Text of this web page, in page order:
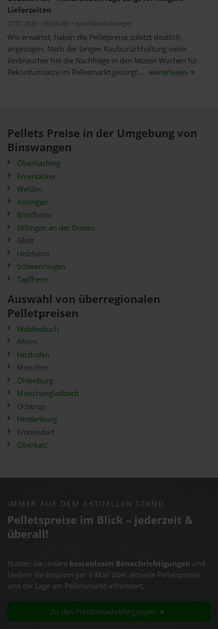
Lieferzeiten
27.07.2026 • 09:23 Uhr • Josef Weichslberger
Wie erwartet, haben die Pelletpreise zuletzt deutlich
angezogen. Nach der langen Kaufzurückhaltung vieler
Verbraucher hat die Nachfrage in den letzten Wochen für
Rekordumsätze im Pelletmarkt gesorgt.... weiterlesen
Pellets Preise in der Umgebung von
Binswangen
Oberhaching
Emersacker
Welden
Aislingen
Blindheim
Dillingen an der Donau
Glött
Holzheim
Schwenningen
Tapfheim
Auswahl von überregionalen
Pelletpreisen
Waldenbuch
Ahorn
Hitzhofen
München
Oldenburg
Mönchengladbach
Ochtrup
Hindenburg
Frohnsdorf
Oberkatz
IMMER AUF DEM AKTUELLEN STAND
Pelletspreise im Blick – jederzeit &
überall!
Nutzen Sie unsere kostenlosen Benachrichtigungen und
bleiben Sie bequem per E-Mail über aktuelle Pelletspreise
und die Lage am Pelletsmarkt informiert.
Zu den Preisbenachrichtigungen